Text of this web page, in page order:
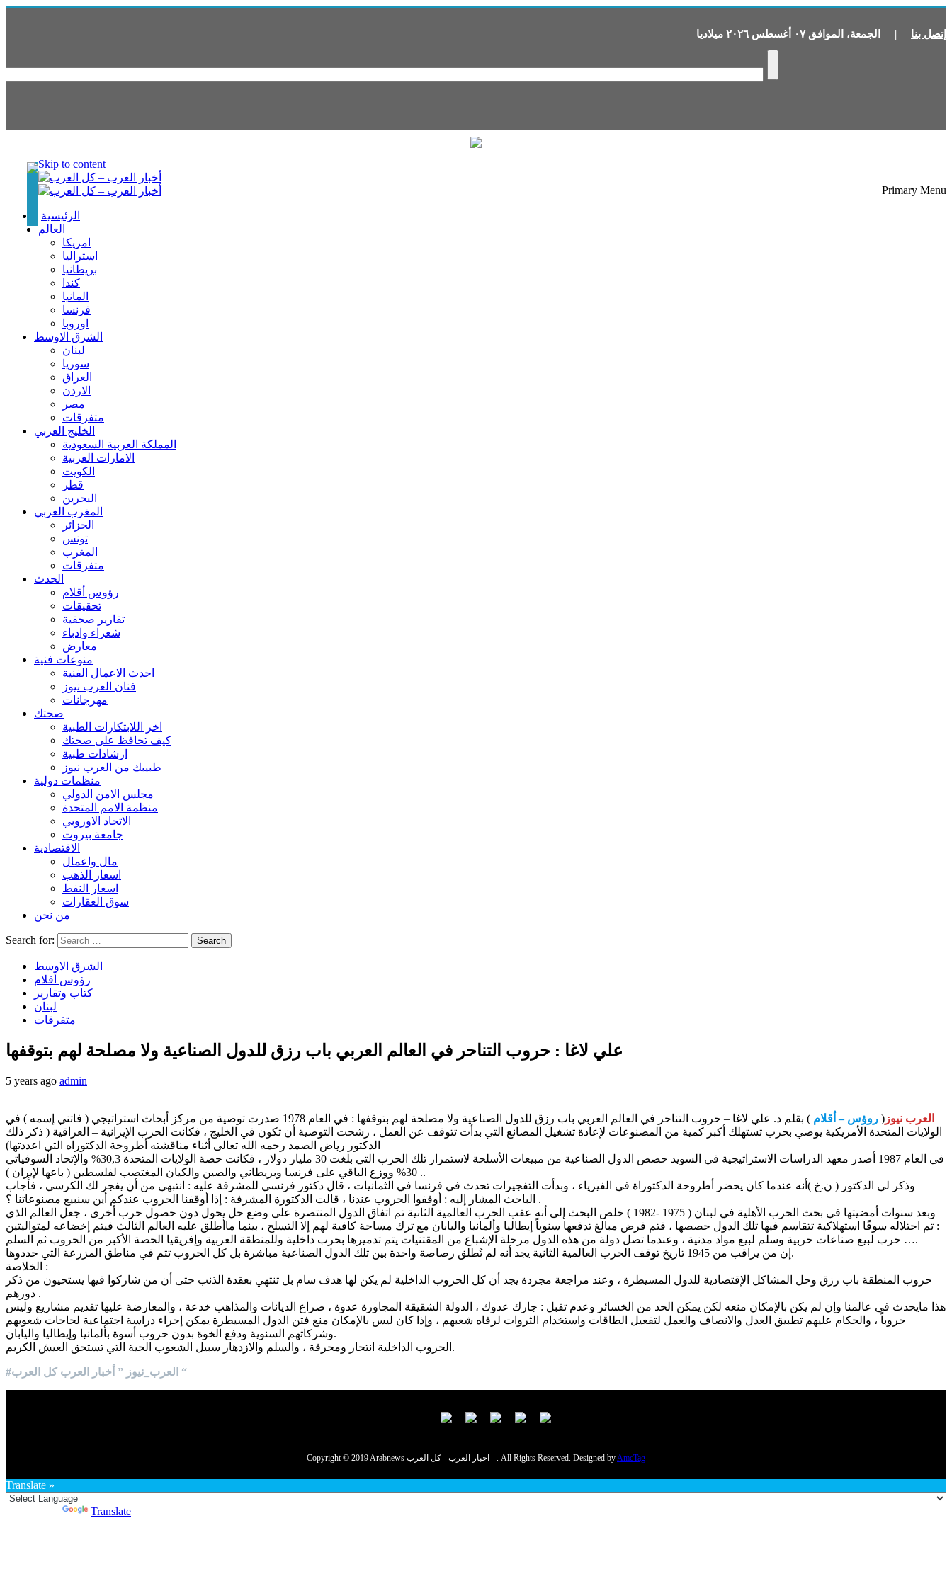
إتصل بنا | الجمعة، الموافق ٠٧ أغسطس ٢٠٢٦ ميلاديا
Skip to content
Primary Menu
الرئيسية
العالم
امريكا
استراليا
بريطانيا
كندا
المانيا
فرنسا
اوروبا
الشرق الاوسط
لبنان
سوريا
العراق
الاردن
مصر
متفرقات
الخليج العربي
المملكة العربية السعودية
الامارات العربية
الكويت
قطر
البحرين
المغرب العربي
الجزائر
تونس
المغرب
متفرقات
الحدث
رؤوس أقلام
تحقيقات
تقارير صحفية
شعراء وادباء
معارض
منوعات فنية
احدث الاعمال الفنية
فنان العرب نيوز
مهرجانات
صحتك
اخر اللابتكارات الطبية
كيف تحافظ على صحتك
ارشادات طبية
طبيبك من العرب نيوز
منظمات دولية
مجلس الامن الدولي
منظمة الامم المتحدة
الاتحاد الاوروبي
جامعة بيروت
الاقتصادية
مال واعمال
اسعار الذهب
اسعار النفط
سوق العقارات
من نحن
Search for:
الشرق الاوسط
رؤوس أقلام
كتاب وتقارير
لبنان
متفرقات
علي لاغا : حروب التناحر في العالم العربي باب رزق للدول الصناعية ولا مصلحة لهم بتوقفها
5 years ago admin
العرب نيوز ( روؤس – أقلام
) بقلم د. علي لاغا – حروب التناحر في العالم العربي باب رزق للدول الصناعية ولا مصلحة لهم بتوقفها : في العام 1978 صدرت توصية من مركز أبحاث استراتيجي ( فاتني إسمه ) في
الولايات المتحدة الأمريكية يوصي بحرب تستهلك أكبر كمية من المصنوعات لإعادة تشغيل المصانع التي بدأت تتوقف عن العمل ، رشحت التوصية أن تكون في الخليج ، فكانت الحرب الإيرانية – العراقية ( ذكر ذلك
الدكتور رياض الصمد رحمه الله تعالى أثناء مناقشته أطروحة الدكتوراه التي اعددتها)
في العام 1987 أصدر معهد الدراسات الاستراتيجية في السويد حصص الدول الصناعية من مبيعات الأسلحة لاستمرار تلك الحرب التي بلغت 30 مليار دولار ، فكانت حصة الولايات المتحدة 30,3% والإتحاد السوفياتي
30% ووزع الباقي على فرنسا وبريطاني والصين والكيان المغتصب لفلسطين ( باعها لإيران ) ..
وذكر لي الدكتور ( ن.خ )أنه عندما كان يحضر أطروحة الدكتوراة في الفيزياء ، وبدأت التفجيرات تحدث في فرنسا في الثمانيات ، قال دكتور فرنسي للمشرفة عليه : انتبهي من أن يفجر لك الكرسي ، فأجاب
الباحث المشار إليه : أوقفوا الحروب عندنا ، قالت الدكتورة المشرفة : إذا أوقفنا الحروب عندكم أين سنبيع مصنوعاتنا ؟ .
وبعد سنوات أمضيتها في بحث الحرب الأهلية في لبنان ( 1975 -1982 ) خلص البحث إلى أنه عقب الحرب العالمية الثانية تم اتفاق الدول المنتصرة على وضع حل يحول دون حصول حرب أخرى ، جعل العالم الذي
تم احتلاله سوقًا استهلاكية تتقاسم فيها تلك الدول حصصها ، فتم فرض مبالغ تدفعها سنوياً إيطاليا وألمانيا واليابان مع ترك مساحة كافية لهم إلا التسلح ، بينما ماأطلق عليه العالم الثالث فيتم إخضاعه لمتواليتين :
حرب لبيع صناعات حربية وسلم لبيع مواد مدنية ، وعندما تصل دولة من هذه الدول مرحلة الإشباع من المقتنيات يتم تدميرها بحرب داخلية وللمنطقة العربية وإفريقيا الحصة الأكبر من الحروب ثم السلم ….
إن من يراقب من 1945 تاريخ توقف الحرب العالمية الثانية يجد أنه لم تُطلق رصاصة واحدة بين تلك الدول الصناعية مباشرة بل كل الحروب تتم في مناطق المزرعة التي حددوها.
الخلاصة :
حروب المنطقة باب رزق وحل المشاكل الإقتصادية للدول المسيطرة ، وعند مراجعة مجردة يجد أن كل الحروب الداخلية لم يكن لها هدف سام بل تنتهي بعقدة الذنب حتى أن من شاركوا فيها يستحيون من ذكر
دورهم .
هذا مايحدث في عالمنا وإن لم يكن بالإمكان منعه لكن يمكن الحد من الخسائر وعدم تقبل : جارك عدوك ، الدولة الشقيقة المجاورة عدوة ، صراع الديانات والمذاهب خدعة ، والمعارضة عليها تقديم مشاريع وليس
حروباً ، والحكام عليهم تطبيق العدل والانصاف والعمل لتفعيل الطاقات واستخدام الثروات لرفاه شعبهم ، وإذا كان ليس بالإمكان منع فتن الدول المسيطرة يمكن إجراء دراسة اجتماعية لحاجات شعوبهم
وشركاتهم السنوية ودفع الخوة بدون حروب أسوة بألمانيا وإيطاليا واليابان.
الحروب الداخلية انتحار ومحرقة ، والسلم والازدهار سبيل الشعوب الحية التي تستحق العيش الكريم.
#العرب_نيوز ” أخبار العرب كل العرب “
Copyright © 2019 Arabnews اخبار العرب - كل العرب - . All Rights Reserved. Designed byAmcTag
Translate »
Translate